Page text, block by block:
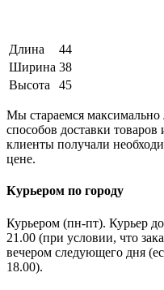
Длина
44
Ширина 38
Высота
45
Мы стараемся максимально
способов доставки
клиенты получали
цене.
Курьером по городу
Курьером (пн-пт). Курьер
21.00 (при условии, что
вечером следующего дня
18.00).